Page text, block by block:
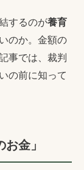
するのが養育
のか。金額の
事では、裁判
の前に知って
金」